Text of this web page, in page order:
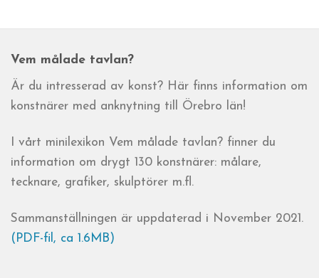
Vem målade tavlan?
Är du intresserad av konst? Här finns information om
konstnärer med anknytning till Örebro län!
I vårt minilexikon Vem målade tavlan? finner du
information om drygt 130 konstnärer: målare,
tecknare, grafiker, skulptörer m.fl.
Sammanställningen är uppdaterad i November 2021.
(PDF-fil, ca 1.6MB)